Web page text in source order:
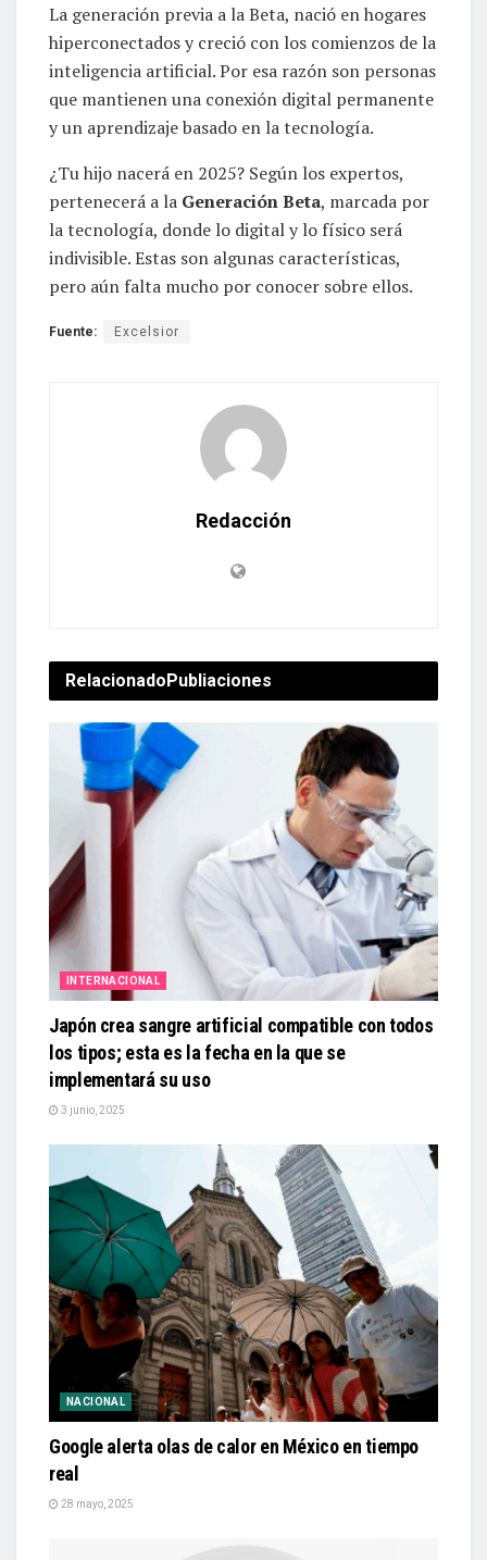
La generación previa a la Beta, nació en hogares
hiperconectados y creció con los comienzos de la
inteligencia artificial. Por esa razón son personas
que mantienen una conexión digital permanente
y un aprendizaje basado en la tecnología.
¿Tu hijo nacerá en 2025? Según los expertos,
pertenecerá a la Generación Beta, marcada por
la tecnología, donde lo digital y lo físico será
indivisible. Estas son algunas características,
pero aún falta mucho por conocer sobre ellos.
Fuente: Excelsior
Redacción
RelacionadoPubliaciones
INTERNACIONAL
Japón crea sangre artificial compatible con todos
los tipos; esta es la fecha en la que se
implementará su uso
3 junio, 2025
NACIONAL
Google alerta olas de calor en México en tiempo
real
28 mayo, 2025